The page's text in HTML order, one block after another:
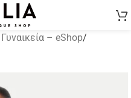
– eShop/